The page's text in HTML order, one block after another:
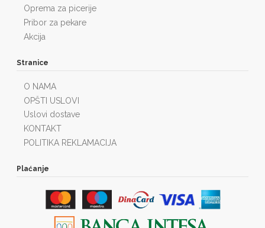
Oprema za picerije
Pribor za pekare
Akcija
Stranice
O NAMA
OPŠTI USLOVI
Uslovi dostave
KONTAKT
POLITIKA REKLAMACIJA
Plaćanje